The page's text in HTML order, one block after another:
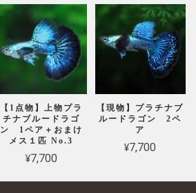
【1点物】上物プラ
チナブルードラゴ
ン 1ペア＋おまけ
メス１匹 No.3
¥7,700
【現物】プラチナブ
ルードラゴン 2ペ
ア
¥7,700